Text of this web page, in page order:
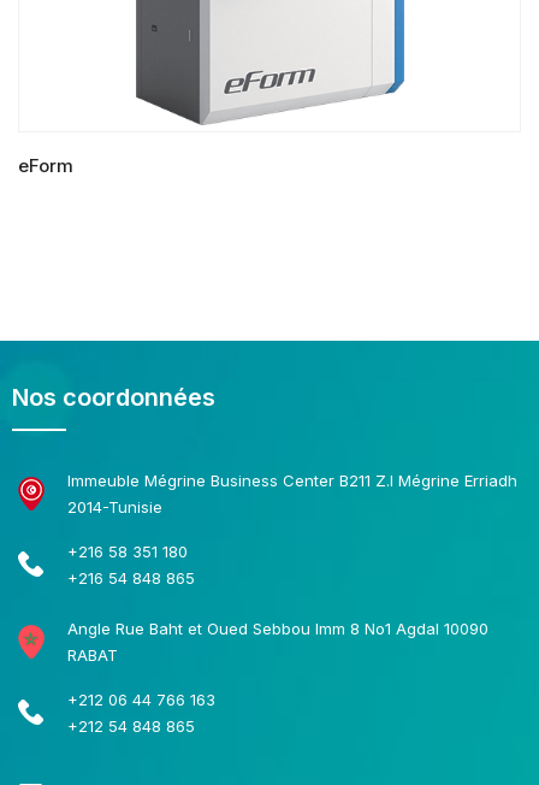
eForm
Nos coordonnées
Immeuble Mégrine Business Center B211 Z.I Mégrine Erriadh
2014-Tunisie
+216 58 351 180
+216 54 848 865
Angle Rue Baht et Oued Sebbou Imm 8 No1 Agdal 10090
RABAT
+212 06 44 766 163
+212 54 848 865